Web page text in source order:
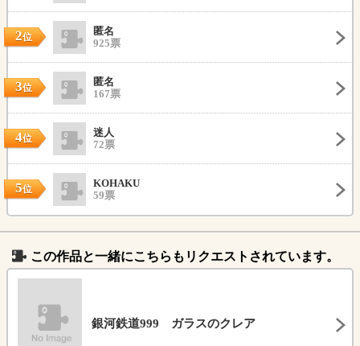
2位
匿名
925票
3位
匿名
167票
4位
迷人
72票
5位
KOHAKU
59票
この作品と一緒にこちらもリクエストされています。
銀河鉄道999 ガラスのクレア